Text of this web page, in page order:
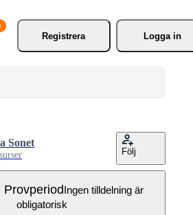
Registrera
Logga in
Sonet
Följ
ProvperiodIngen tilldelning är
obligatorisk